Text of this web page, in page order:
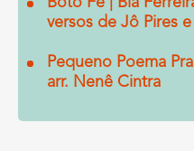
versos de Jô Pires
Pequeno Poema
arr. Nenê Cintra